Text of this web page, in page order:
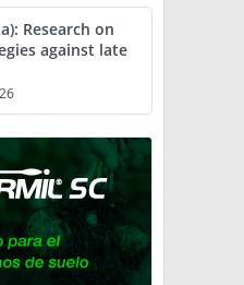
Research on
against late